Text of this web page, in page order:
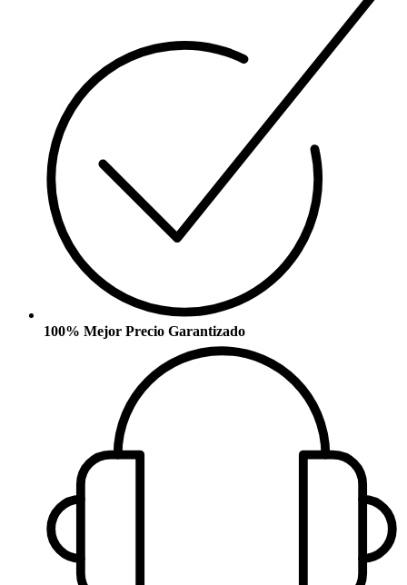
100% Mejor Precio Garantizado